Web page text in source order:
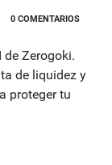
0 COMENTARIOS
de Zerogoki.
de liquidez y
proteger tu